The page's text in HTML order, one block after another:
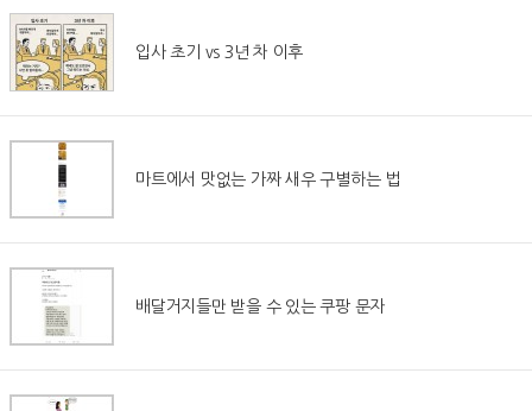
입사 초기 vs 3년 차 이후
마트에서 맛없는 가짜 새우 구별하는 법
배달거지들만 받을 수 있는 쿠팡 문자